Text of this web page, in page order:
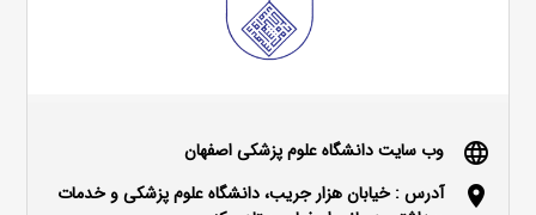
language وب سایت دانشگاه علوم پزشکی اصفهان
location_on
آدرس : خیابان هزار جریب، دانشگاه علوم پزشکی و خدمات